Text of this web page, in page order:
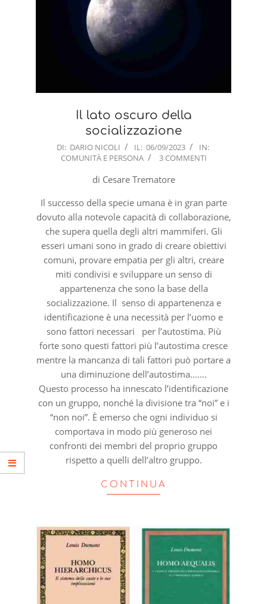
Il lato oscuro della
socializzazione
2023-DI: DARIO NICOLI IL: 06/09/2023
IN:
COMUNITÀ E PERSONA
3 COMMENTI
di Cesare Trematore
Il successo della specie umana è in gran parte
dovuto alla notevole capacità di collaborazione,
che supera quella degli altri mammiferi. Gli
esseri umani sono in grado di creare obiettivi
comuni, provare empatia per gli altri, creare
miti condivisi e sviluppare un senso di
appartenenza che sono la base della
socializzazione. Il senso di appartenenza e
identificazione è una necessità per l’uomo e
sono fattori necessari per l’autostima. Più
forte sono questi fattori più l’autostima cresce
mentre la mancanza di tali fattori può portare a
una diminuzione dell’autostima…….
Questo processo ha innescato l’identificazione
con un gruppo, nonché la divisione tra “noi” e i
“non noi”. È emerso che ogni individuo si
comportava in modo più generoso nei
confronti dei membri del proprio gruppo
rispetto a quelli dell’altro gruppo.
CONTINUA